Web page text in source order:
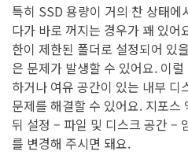
특히 SSD 용량이 거의 찬 상태
다가 바로 꺼지는 경우가 꽤 있어
한이 제한된 폴더로 설정되어 있
은 문제가 발생할 수 있어요. 이
하거나 여유 공간이 있는 내부 디
문제를 해결할 수 있어요. 지포스
뒤 설정 – 파일 및 디스크 공간 –
를 변경해 주시면 돼요.